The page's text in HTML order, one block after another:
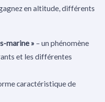
en altitude, différents
marine » – un phénomène
et les différentes
caractéristique de